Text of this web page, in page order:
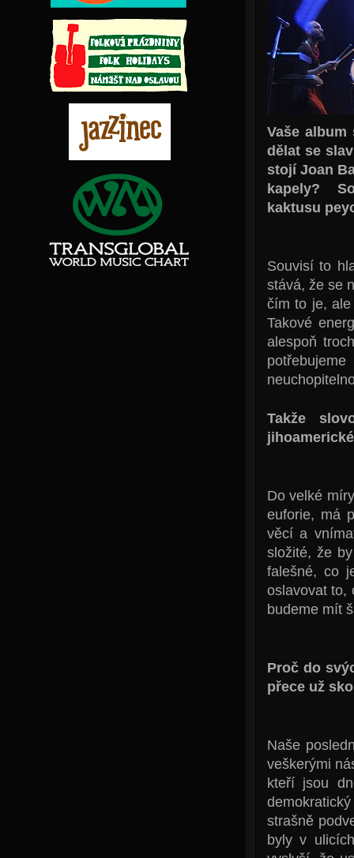
Vaše
dělat se
stojí Joan
kapely?
kaktusu
Souvisí to
stává, že se
čím to je,
Takové
alespoň
Takže
Do velké
euforie, má
věcí a
složité, že
falešné, co
oslavovat to,
budeme mít
Proč do
přece už
Naše
veškerými
kteří jsou
strašně
byly v